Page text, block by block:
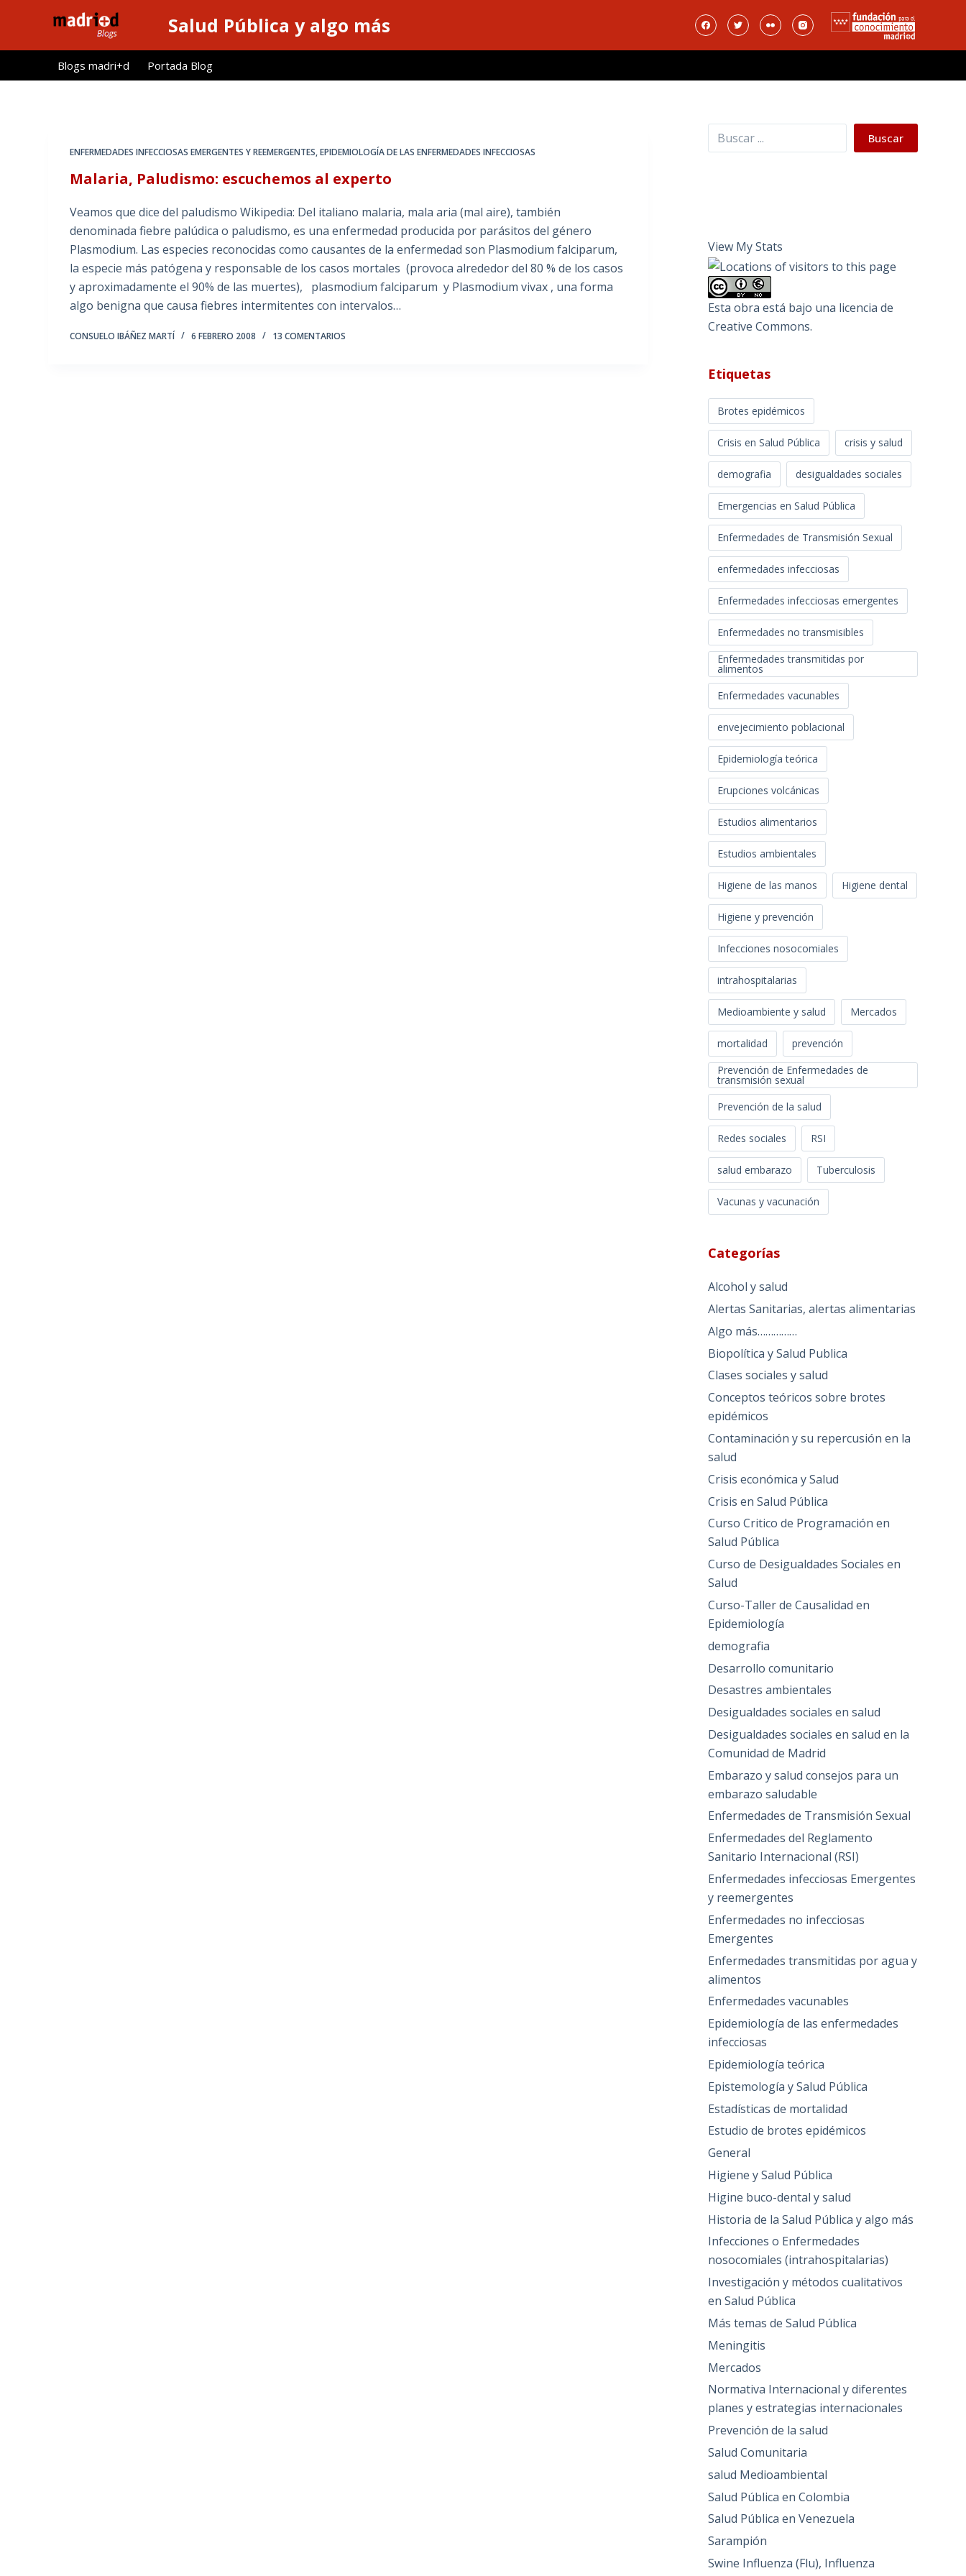
l
Salud Pública y algo más
Blogs madri+d Portada Blog
ENFERMEDADES INFECCIOSAS EMERGENTES Y REEMERGENTES,EPIDEMIOLOGÍA DE LAS ENFERMEDADES INFECCIOSAS
Malaria, Paludismo: escuchemos al experto
Veamos que dice del paludismo Wikipedia: Del italiano malaria, mala aria (mal aire), también
denominada fiebre palúdica o paludismo, es una enfermedad producida por parásitos del género
Plasmodium. Las especies reconocidas como causantes de la enfermedad son Plasmodium falciparum,
la especie más patógena y responsable de los casos mortales (provoca alrededor del 80 % de los casos
y aproximadamente el 90% de las muertes), plasmodium falciparum y Plasmodium vivax , una forma
algo benigna que causa fiebres intermitentes con intervalos…
CONSUELO IBÁÑEZ MARTÍ 6 FEBRERO 2008 13 COMENTARIOS
Buscar Buscar
View My Stats
Esta obra está bajo una licencia de
Creative Commons.
Etiquetas
Brotes epidémicos
Crisis en Salud Pública crisis y salud
demografia desigualdades sociales
Emergencias en Salud Pública
Enfermedades de Transmisión Sexual
enfermedades infecciosas
Enfermedades infecciosas emergentes
Enfermedades no transmisibles
Enfermedades transmitidas por
alimentos
Enfermedades vacunables
envejecimiento poblacional
Epidemiología teórica
Erupciones volcánicas
Estudios alimentarios
Estudios ambientales
Higiene de las manos Higiene dental
Higiene y prevención
Infecciones nosocomiales
intrahospitalarias
Medioambiente y salud Mercados
mortalidad
prevención
Prevención de Enfermedades de
transmisión sexual
Prevención de la salud
Redes sociales RSI
salud embarazo Tuberculosis
Vacunas y vacunación
Categorías
Alcohol y salud
Alertas Sanitarias, alertas alimentarias
Algo más……………
Biopolítica y Salud Publica
Clases sociales y salud
Conceptos teóricos sobre brotes
epidémicos
Contaminación y su repercusión en la
salud
Crisis económica y Salud
Crisis en Salud Pública
Curso Critico de Programación en
Salud Pública
Curso de Desigualdades Sociales en
Salud
Curso-Taller de Causalidad en
Epidemiología
demografia
Desarrollo comunitario
Desastres ambientales
Desigualdades sociales en salud
Desigualdades sociales en salud en la
Comunidad de Madrid
Embarazo y salud consejos para un
embarazo saludable
Enfermedades de Transmisión Sexual
Enfermedades del Reglamento
Sanitario Internacional (RSI)
Enfermedades infecciosas Emergentes
y reemergentes
Enfermedades no infecciosas
Emergentes
Enfermedades transmitidas por agua y
alimentos
Enfermedades vacunables
Epidemiología de las enfermedades
infecciosas
Epidemiología teórica
Epistemología y Salud Pública
Estadísticas de mortalidad
Estudio de brotes epidémicos
General
Higiene y Salud Pública
Higine buco-dental y salud
Historia de la Salud Pública y algo más
Infecciones o Enfermedades
nosocomiales (intrahospitalarias)
Investigación y métodos cualitativos
en Salud Pública
Más temas de Salud Pública
Meningitis
Mercados
Normativa Internacional y diferentes
planes y estrategias internacionales
Prevención de la salud
Salud Comunitaria
salud Medioambiental
Salud Pública en Colombia
Salud Pública en Venezuela
Sarampión
Swine Influenza (Flu), Influenza